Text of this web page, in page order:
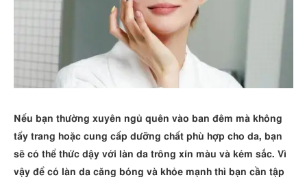
Nếu bạn thường xuyên ngủ quên vào ban đêm mà không
tẩy trang hoặc cung cấp dưỡng chất phù hợp cho da, bạn
sẽ có thể thức dậy với làn da trông xỉn màu và kém sắc. Vì
vậy để có làn da căng bóng và khỏe mạnh thì bạn cần tập